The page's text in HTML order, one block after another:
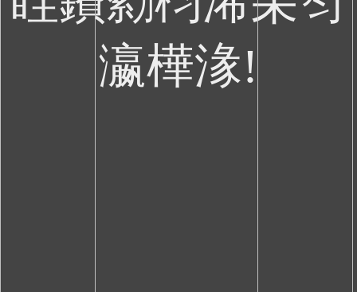
瀛樺湪!